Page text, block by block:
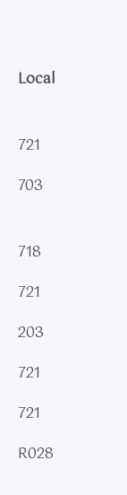
Local
721
703
718
721
203
721
721
R028